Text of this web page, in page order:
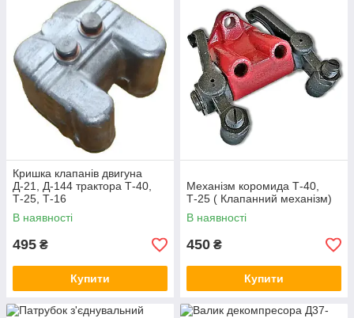
Кришка клапанів двигуна
Д-21, Д-144 трактора Т-40,
Т-25, Т-16
В наявності
495 ₴
Купити
Механізм коромида Т-40,
Т-25 ( Клапанний механізм)
В наявності
450 ₴
Купити